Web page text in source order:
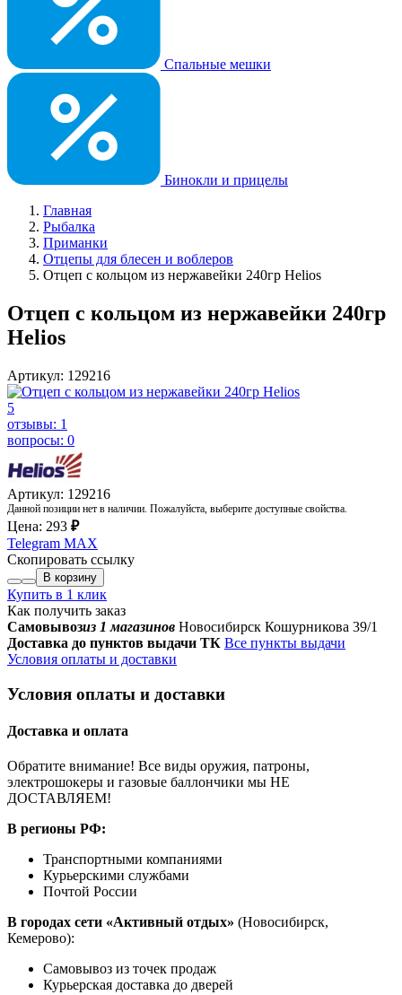
Спальные мешки
Бинокли и прицелы
Главная
Рыбалка
Приманки
Отцепы для блесен и воблеров
Отцеп с кольцом из нержавейки 240гр Helios
Отцеп с кольцом из нержавейки 240гр
Helios
Артикул: 129216
5
отзывы: 1
вопросы: 0
Артикул: 129216
Данной позиции нет в наличии. Пожалуйста, выберите доступные свойства.
Цена: 293 ₽
Telegram MAX
Скопировать ссылку
В корзину
Купить в 1 клик
Как получить заказ
Самовывозиз 1 магазинов Новосибирск Кошурникова 39/1
Доставка до пунктов выдачи ТК Все пункты выдачи
Условия оплаты и доставки
Условия оплаты и доставки
Доставка и оплата
Обратите внимание! Все виды оружия, патроны,
электрошокеры и газовые баллончики мы НЕ
ДОСТАВЛЯЕМ!
В регионы РФ:
Транспортными компаниями
Курьерскими службами
Почтой России
В городах сети «Активный отдых» (Новосибирск,
Кемерово):
Самовывоз из точек продаж
Курьерская доставка до дверей